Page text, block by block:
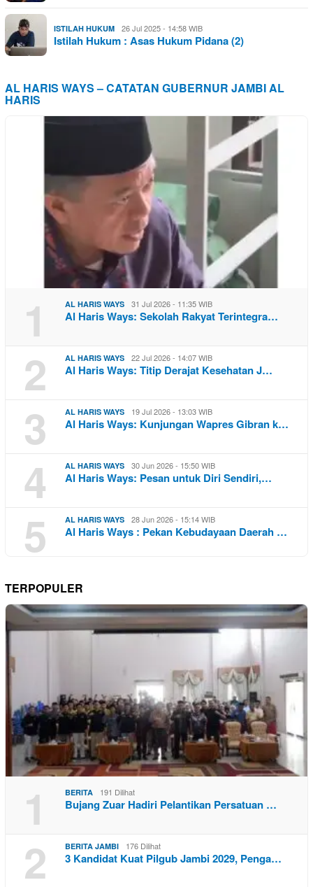
ISTILAH HUKUM 26 Jul 2025 - 14:58 WIB
Istilah Hukum : Asas Hukum Pidana (2)
AL HARIS WAYS – CATATAN GUBERNUR JAMBI AL
HARIS
1 AL HARIS WAYS 31 Jul 2026 - 11:35 WIB
Al Haris Ways: Sekolah Rakyat Terintegra…
2 AL HARIS WAYS 22 Jul 2026 - 14:07 WIB
Al Haris Ways: Titip Derajat Kesehatan J…
3 AL HARIS WAYS 19 Jul 2026 - 13:03 WIB
Al Haris Ways: Kunjungan Wapres Gibran k…
4 AL HARIS WAYS 30 Jun 2026 - 15:50 WIB
Al Haris Ways: Pesan untuk Diri Sendiri,…
5 AL HARIS WAYS 28 Jun 2026 - 15:14 WIB
Al Haris Ways : Pekan Kebudayaan Daerah …
TERPOPULER
1 BERITA 191 Dilihat
Bujang Zuar Hadiri Pelantikan Persatuan …
2 BERITA JAMBI 176 Dilihat
3 Kandidat Kuat Pilgub Jambi 2029, Penga…